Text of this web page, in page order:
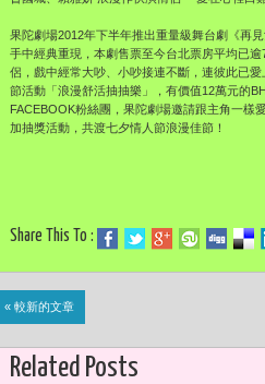
果陀劇場2012年下半年推出重量級舞台劇《再
手中經典重現，本劇售票至今台北票房平均已
侶，戲中經常大吵、小吵接連不斷，連彼此已
節活動「浪漫舒活抽抽樂」，有價值12萬元的
FACEBOOK粉絲團，果陀劇場邀請跟主角一樣
加抽獎活動，共渡七夕情人節浪漫佳節！
Share This To :
« 較新的文章
Related Posts